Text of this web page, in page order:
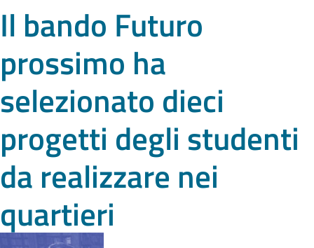
Il bando Futuro
prossimo ha
selezionato dieci
progetti degli studenti
da realizzare nei
quartieri